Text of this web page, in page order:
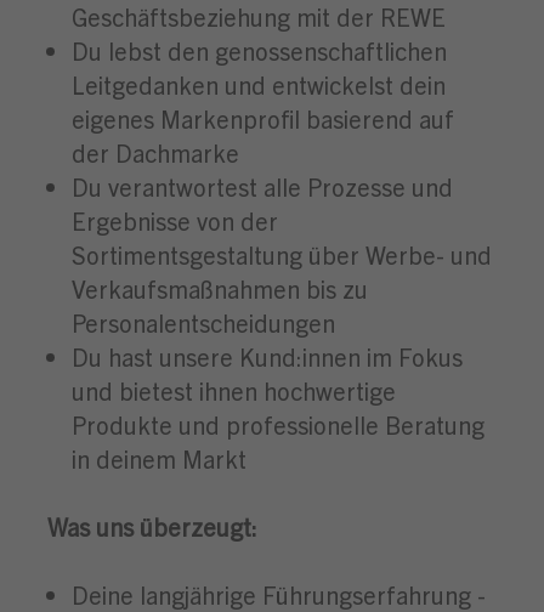
Geschäftsbeziehung mit der REWE
Du lebst den genossenschaftlichen
Leitgedanken und entwickelst dein
eigenes Markenprofil basierend auf
der Dachmarke
Du verantwortest alle Prozesse und
Ergebnisse von der
Sortimentsgestaltung über Werbe- und
Verkaufsmaßnahmen bis zu
Personalentscheidungen
Du hast unsere Kund:innen im Fokus
und bietest ihnen hochwertige
Produkte und professionelle Beratung
in deinem Markt
Was uns überzeugt:
Deine langjährige Führungserfahrung -